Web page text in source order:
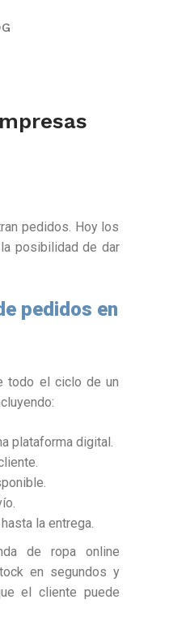
pedidos. Hoy los
posibilidad de dar
pedidos en
todo el ciclo de un
plataforma digital.
la entrega.
de ropa online
en segundos y
el cliente puede